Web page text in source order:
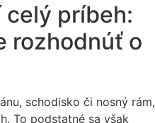
príbeh:
rozhodnúť o
schodisko či nosný rám,
To podstatné sa však